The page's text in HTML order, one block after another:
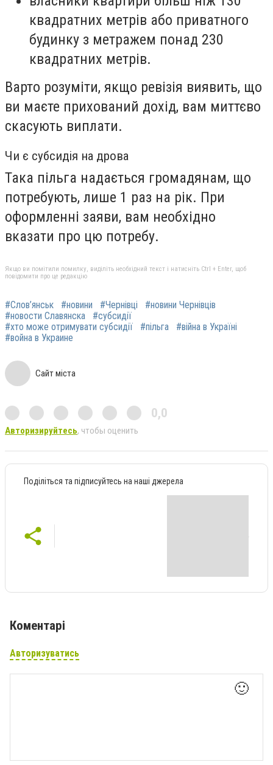
квадратних метрів або приватного
будинку з метражем понад 230
квадратних метрів.
Варто розуміти, якщо ревізія виявить, що
ви маєте прихований дохід, вам миттєво
скасують виплати.
Чи є субсидія на дрова
Така пільга надається громадянам, що
потребують, лише 1 раз на рік. При
оформленні заяви, вам необхідно
вказати про цю потребу.
Якщо ви помітили помилку, виділіть необхідний текст і натисніть Ctrl + Enter, щоб
повідомити про це редакцію
#Слов’янськ #новини #Чернівці
#новини Чернівців
#новости Славянска
#субсидії
#хто може отримувати субсидії
#пільга
#війна в Україні
#война в Украине
Сайт міста
0,0
Авторизируйтесь, чтобы оценить
Поділіться та підписуйтесь на наші джерела
Коментарі
Авторизуватись
🙂